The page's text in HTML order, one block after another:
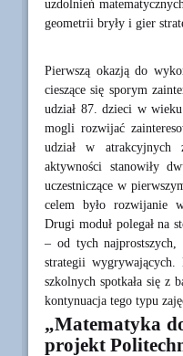
uzdolnień
geometrii bryły i gier
Pierwszą okazją do
cieszące się sporym
udział 87. dzieci w
mogli rozwijać
udział w atrakcyjnych
aktywności stanowiły
uczestniczące w
celem było rozwijanie
Drugi moduł polegał na
– od tych najprostszych,
strategii wygrywających.
szkolnych spotkała się z
kontynuacja tego typu
„Matematyka
projekt